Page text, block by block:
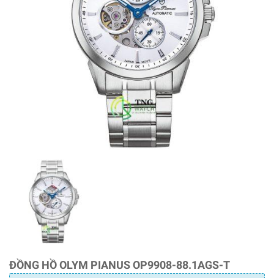
ĐỒNG HỒ OLYM PIANUS OP9908-88.1AGS-T